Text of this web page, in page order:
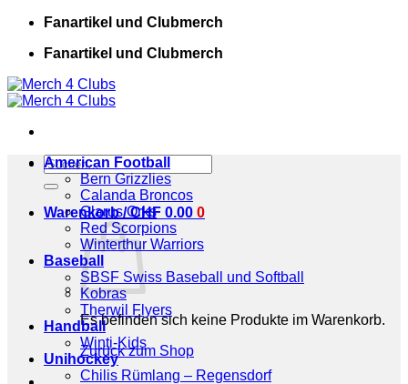
Zum
springen
Fanartikel und Clubmerch
Fanartikel und Clubmerch
Suchen
nach:
Warenkorb /CHF 0.00 0
Es befinden sich keine Produkte im Warenkorb.
Zurück zum Shop
American Football
Bern Grizzlies
Calanda Broncos
Glarus Orks
Red Scorpions
Winterthur Warriors
Baseball
SBSF Swiss Baseball und Softball
Kobras
Therwil Flyers
Handball
Winti-Kids
Unihockey
Chilis Rümlang – Regensdorf